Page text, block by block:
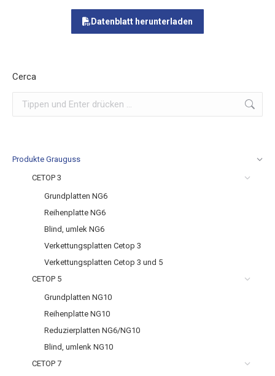
Datenblatt herunterladen
Cerca
Produkte Grauguss
CETOP 3
Grundplatten NG6
Reihenplatte NG6
Blind, umlek NG6
Verkettungsplatten Cetop 3
Verkettungsplatten Cetop 3 und 5
CETOP 5
Grundplatten NG10
Reihenplatte NG10
Reduzierplatten NG6/NG10
Blind, umlenk NG10
CETOP 7